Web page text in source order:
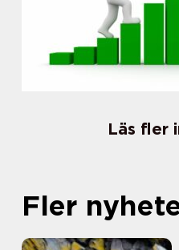
Läs fler
Fler